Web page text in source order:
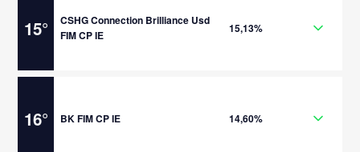
15°
CSHG Connection Brilliance Usd
FIM CP IE
15,13%
16° BK FIM CP IE 14,60%